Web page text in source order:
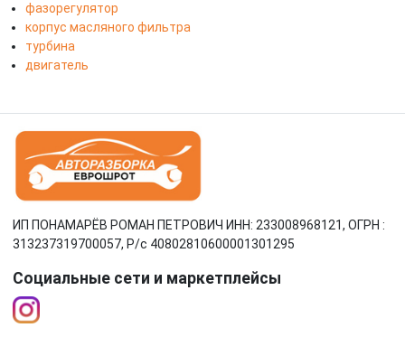
фазорегулятор
корпус масляного фильтра
турбина
двигатель
ИП ПОНАМАРЁВ РОМАН ПЕТРОВИЧ ИНН: 233008968121, ОГРН :
313237319700057, Р/c 40802810600001301295
Социальные сети и маркетплейсы